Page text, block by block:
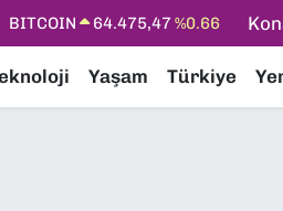
DOLAR 47,5971 %0.05
EURO
55,1336%0.18
STERLİN
64,2534%0.22
Yaşam Türkiye